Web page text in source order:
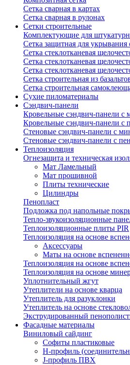
Сетка сварная в картах
Сетка сварная в рулонах
Сетки строительные
Комплектующие для
Сетка защитная для укрывания
Сетка стеклотканевая
Сетка стеклотканевая
Сетка стеклотканевая
Сетка строительная из
Сетка строительная
Сухие пиломатериалы
Сэндвич-панели
Кровельные сэндвич-панели с
Кровельные сэндвич-панели с
Стеновые сэндвич-панели с
Стеновые сэндвич-панели с
Теплоизоляция
Огнезащита и техническая
Мат Ламельный
Мат прошивной
Плиты технические
Цилиндры
Пенопласт
Подложка под напольные
Тепло-звукоизоляционные
Теплоизоляционные плиты PIR
Теплоизоляция на основе
Аксессуары
Маты на основе
Теплоизоляция на основе
Теплоизоляция на основе
Уплотнительный жгут
Утеплители на основе кварца
Утеплитель для разуклонки
Утеплитель на основе
Экструдированный
Фасадные материалы
Виниловый сайдинг
Cофиты пластиковые
H-профиль
J-профиль ПВХ